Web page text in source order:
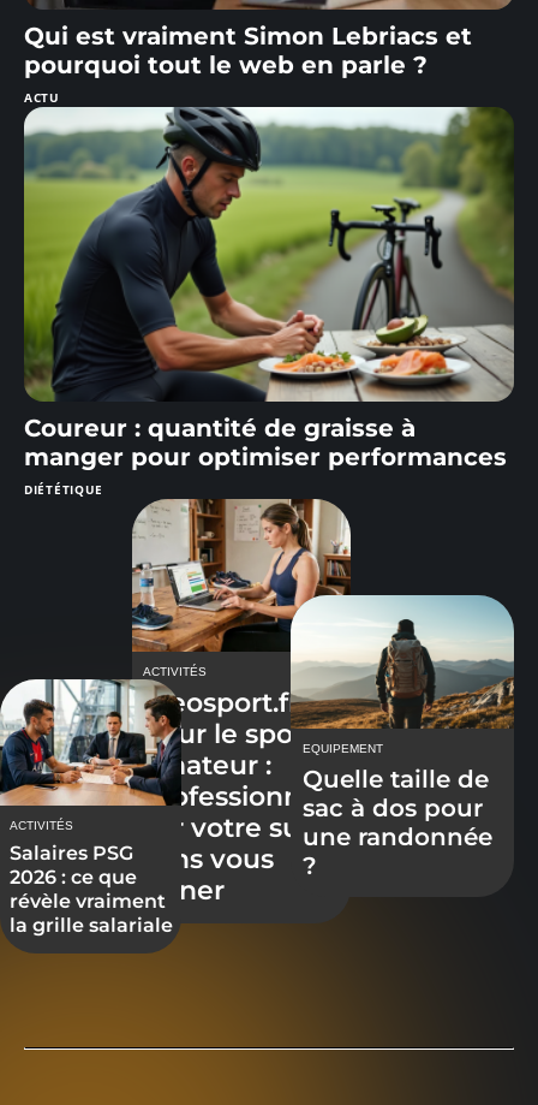
Qui est vraiment Simon Lebriacs et
pourquoi tout le web en parle ?
ACTU
Coureur : quantité de graisse à
manger pour optimiser performances
DIÉTÉTIQUE
ACTIVITÉS
Ideosport.fr
pour le sport
amateur :
professionnali
ser votre suivi
sans vous
ruiner
EQUIPEMENT
Quelle taille de
sac à dos pour
une randonnée
?
ACTIVITÉS
Salaires PSG
2026 : ce que
révèle vraiment
la grille salariale